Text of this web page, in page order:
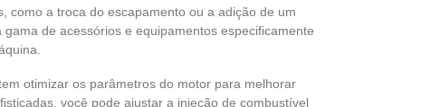
como a troca do escapamento ou a adição de um
de acessórios e equipamentos especificamente
otimizar os parâmetros do motor para melhorar
você pode ajustar a injeção de combustível